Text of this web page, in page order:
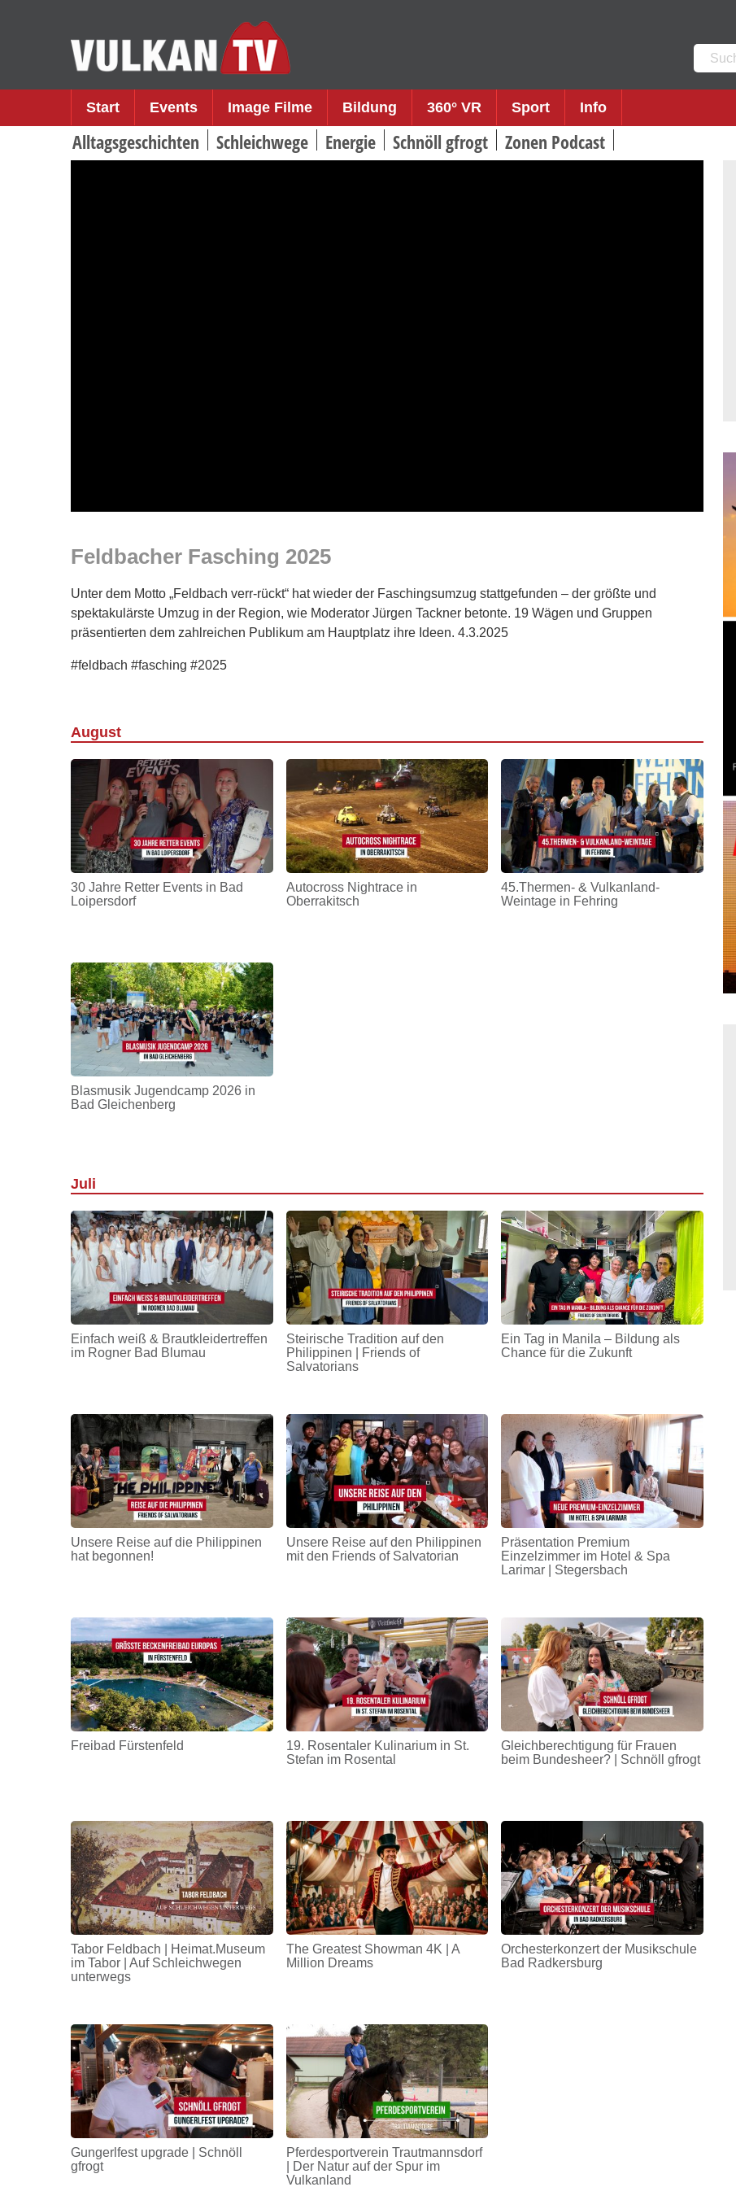
Suchen
nach:
Start Events Image Filme Bildung 360° VR Sport Info
Alltagsgeschichten Schleichwege Energie Schnöll gfrogt Zonen Podcast
Feldbacher Fasching 2025
Unter dem Motto „Feldbach verr-rückt“ hat wieder der Faschingsumzug stattgefunden – der größte und
spektakulärste Umzug in der Region, wie Moderator Jürgen Tackner betonte. 19 Wägen und Gruppen
präsentierten dem zahlreichen Publikum am Hauptplatz ihre Ideen. 4.3.2025
#feldbach #fasching #2025
August
30 Jahre Retter Events in Bad
Loipersdorf
Autocross Nightrace in
Oberrakitsch
45.Thermen- & Vulkanland-
Weintage in Fehring
Blasmusik Jugendcamp 2026 in
Bad Gleichenberg
Juli
Einfach weiß & Brautkleidertreffen
im Rogner Bad Blumau
Steirische Tradition auf den
Philippinen | Friends of
Salvatorians
Ein Tag in Manila – Bildung als
Chance für die Zukunft
Unsere Reise auf die Philippinen
hat begonnen!
Unsere Reise auf den Philippinen
mit den Friends of Salvatorian
Präsentation Premium
Einzelzimmer im Hotel & Spa
Larimar | Stegersbach
Freibad Fürstenfeld
19. Rosentaler Kulinarium in St.
Stefan im Rosental
Gleichberechtigung für Frauen
beim Bundesheer? | Schnöll gfrogt
Tabor Feldbach | Heimat.Museum
im Tabor | Auf Schleichwegen
unterwegs
The Greatest Showman 4K | A
Million Dreams
Orchesterkonzert der Musikschule
Bad Radkersburg
Gungerlfest upgrade | Schnöll
gfrogt
Pferdesportverein Trautmannsdorf
| Der Natur auf der Spur im
Vulkanland